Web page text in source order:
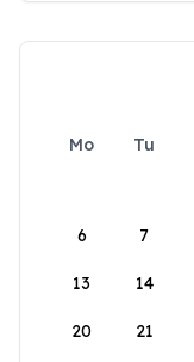
Mo Tu
6 7
13 14
20 21